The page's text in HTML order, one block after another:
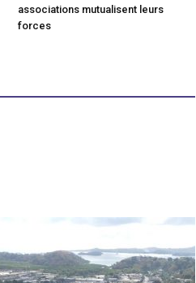
associations mutualisent leurs
forces